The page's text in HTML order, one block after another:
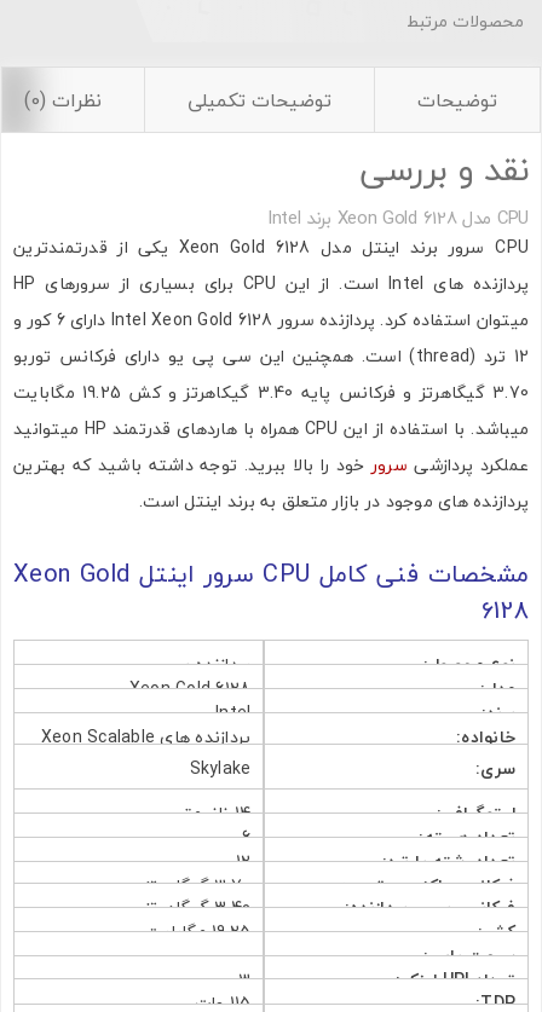
محصولات مرتبط
توضیحات توضیحات تکمیلی نظرات (0)
نقد و بررسی
CPU مدل Xeon Gold 6128 برند Intel
CPU سرور برند اینتل مدل Xeon Gold 6128 یکی از قدرتمندترین
پردازنده های Intel است. از این CPU برای بسیاری از سرورهای HP
میتوان استفاده کرد. پردازنده سرور Intel Xeon Gold 6128 دارای 6 کور و
12 ترد (thread) است. همچنین این سی پی یو دارای فرکانس توربو
3.70 گیگاهرتز و فرکانس پایه 3.40 گیکاهرتز و کش 19.25 مگابایت
میباشد. با استفاده از این CPU همراه با هاردهای قدرتمند HP میتوانید
عملکرد پردازشی سرورخود را بالا ببرید. توجه داشته باشید که بهترین
پردازنده های موجود در بازار متعلق به برند اینتل است.
مشخصات فنی کامل CPU سرور اینتل Xeon Gold
6128
نوع محصول:
پردازنده سرور
مدل:
Xeon Gold 6128
برند:
Intel
خانواده:
پردازنده های Xeon Scalable
سری:
Skylake
لیتوگرافی:
14 نانومتر
تعداد هسته:
6
تعداد رشته یا ترد:
12
فرکانس ماکزیمم توربو:
3.70 گیگاهرتز
فرکانس بیس پردازنده:
3.40 گیگاهرتز
کش:
19.25 مگابایت
سرعت باس:
–
تعداد UPI لینک:
3
TDP:
115 وات